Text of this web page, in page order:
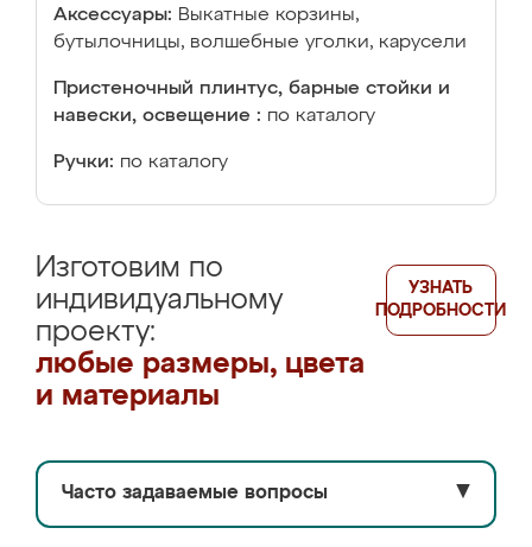
Аксессуары: Выкатные корзины,
бутылочницы, волшебные уголки, карусели
Пристеночный плинтус, барные стойки и
навески, освещение : по каталогу
Ручки: по каталогу
Изготовим по
индивидуальному
проекту:
любые размеры, цвета
и материалы
УЗНАТЬ
ПОДРОБНОСТИ
Часто задаваемые вопросы ▼